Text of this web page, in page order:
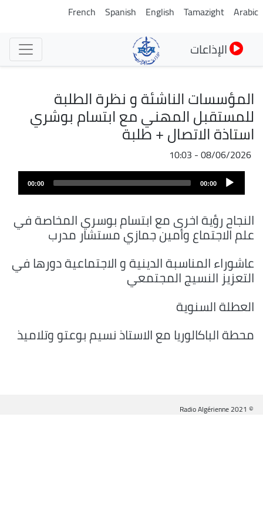
تجاوز
Arabic
Tamazight
English
Spanish
French
الإذاعات
المؤسسات الناشئة و نظرة الطلبة
للمستقبل المهني مع ابتسام بوشري
استاذة الاتصال + طلبة
08/06/2026 - 10:03
ملف
الصوت
Audio
Player
00:00
00:00
النجاح رؤية اخرى مع ابتسام بوسري المخاصة في
علم الاجتماع وأمين جمازي مستشار مدرب
عاشوراء المناسبة الدينية و الاجتماعية دورها في
التعزيز النسيج المجتمعي
العطلة السنوية
محطة الباكالوريا مع الاستاذ نسيم بوعتو وتلاميذ
© Radio Algérienne 2021